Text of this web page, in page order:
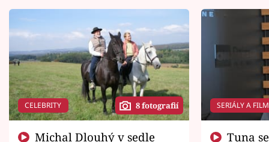
CELEBRITY 8 fotografií SERIÁLY A